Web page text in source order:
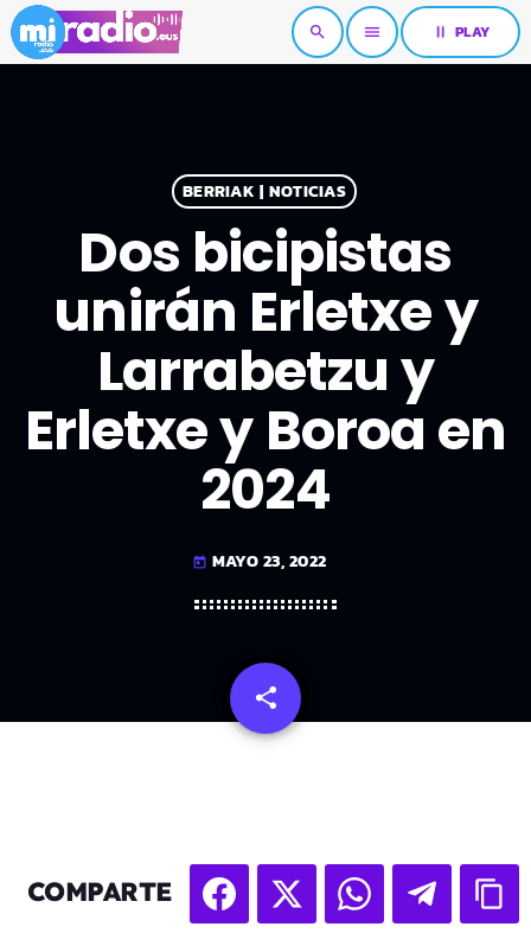
search menu pause PLAY
BERRIAK | NOTICIAS
Dos bicipistas
unirán Erletxe y
Larrabetzu y
Erletxe y Boroa en
2024
today MAYO 23, 2022
share
email
COMPARTE